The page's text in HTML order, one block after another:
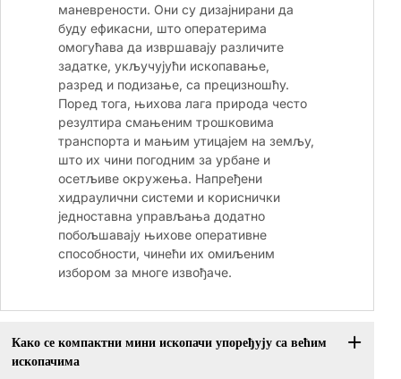
маневрености. Они су дизајнирани да
буду ефикасни, што оператерима
омогућава да извршавају различите
задатке, укључујући ископавање,
разред и подизање, са прецизношћу.
Поред тога, њихова лага природа често
резултира смањеним трошковима
транспорта и мањим утицајем на земљу,
што их чини погодним за урбане и
осетљиве окружења. Напређени
хидраулични системи и кориснички
једноставна управљања додатно
побољшавају њихове оперативне
способности, чинећи их омиљеним
избором за многе извођаче.
Како се компактни мини ископачи упоређују са већим
ископачима